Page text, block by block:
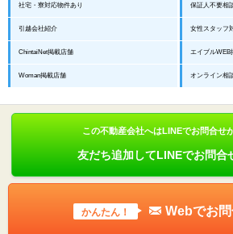
社宅・寮対応物件あり 保証人不要相
引越会社紹介 女性スタッフ
ChintaiNet掲載店舗 エイブルWEB
Woman掲載店舗 オンライン相
この不動産会社へはLINEでお問合せ
友だち追加してLINEでお問合
かんたん！ Webでお